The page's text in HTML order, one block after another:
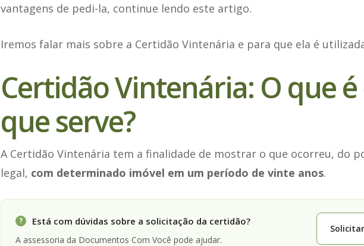
vantagens de pedi-la, continue lendo este artigo.
Iremos falar mais sobre a Certidão Vintenária e para que ela é
Certidão Vintenária: O que
que serve?
A Certidão Vintenária tem a finalidade de mostrar o que ocorreu, do
legal, com determinado imóvel em um período de vinte anos.
? Está com dúvidas sobre a solicitação da certidão?
A assessoria da Documentos Com Você pode ajudar.